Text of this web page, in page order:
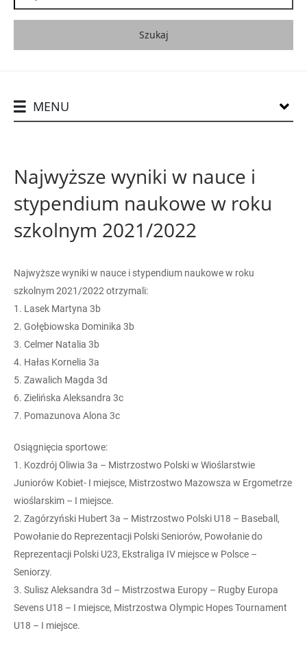
MENU
Najwyższe wyniki w nauce i
stypendium naukowe w roku
szkolnym 2021/2022
Najwyższe wyniki w nauce i stypendium naukowe w roku
szkolnym 2021/2022 otrzymali:
1. Lasek Martyna 3b
2. Gołębiowska Dominika 3b
3. Celmer Natalia 3b
4. Hałas Kornelia 3a
5. Zawalich Magda 3d
6. Zielińska Aleksandra 3c
7. Pomazunova Alona 3c
Osiągnięcia sportowe:
1. Kozdrój Oliwia 3a – Mistrzostwo Polski w Wioślarstwie
Juniorów Kobiet- I miejsce, Mistrzostwo Mazowsza w Ergometrze
wioślarskim – I miejsce.
2. Zagórzyński Hubert 3a – Mistrzostwo Polski U18 – Baseball,
Powołanie do Reprezentacji Polski Seniorów, Powołanie do
Reprezentacji Polski U23, Ekstraliga IV miejsce w Polsce –
Seniorzy.
3. Sulisz Aleksandra 3d – Mistrzostwa Europy – Rugby Europa
Sevens U18 – I miejsce, Mistrzostwa Olympic Hopes Tournament
U18 – I miejsce.